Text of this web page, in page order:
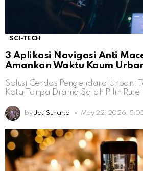
SCI-TECH
3 Aplikasi Navigasi Anti
Amankan Waktu Kaum
Solusi Cerdas Pengendara Urban:
Kota Tanpa Drama Salah Pilih Rute
by Jati Sunarto May 22, 2026,